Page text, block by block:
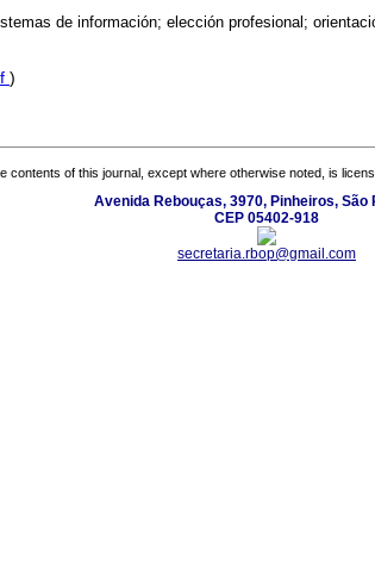
de información; elección profesional;
)
contents of this journal, except where otherwise noted, is
Avenida Rebouças, 3970, Pinheiros, São
CEP 05402-918
secretaria.rbop@gmail.com